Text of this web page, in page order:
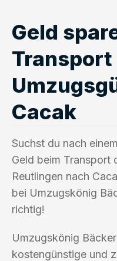
Geld
Transport
Cacak
Suchst du nach einem
Geld beim Transport
Reutlingen nach
bei Umzugskönig
richtig!
Umzugskönig
kostengünstige und